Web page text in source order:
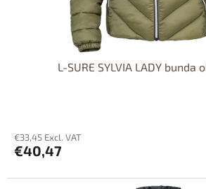
L-SURE SYLVIA LADY bunda
€33,45 Excl. VAT
€40,47